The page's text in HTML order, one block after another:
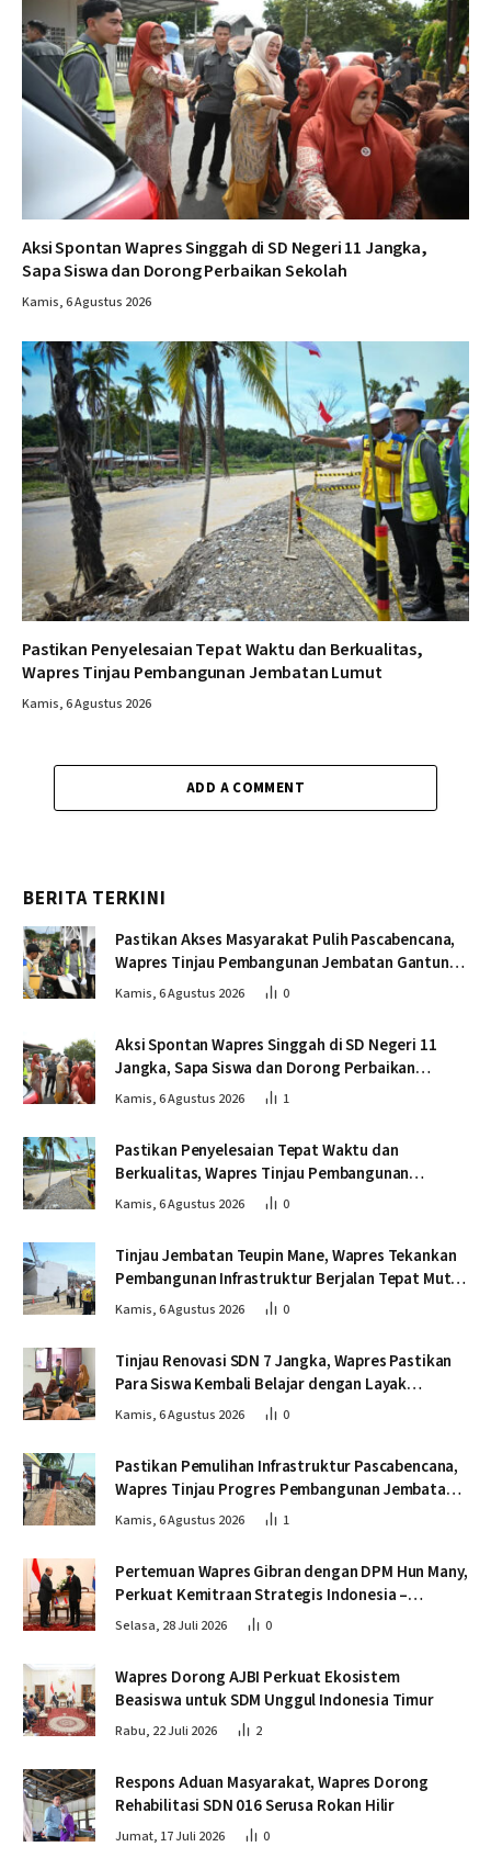
Aksi Spontan Wapres Singgah di SD Negeri 11 Jangka,
Sapa Siswa dan Dorong Perbaikan Sekolah
Kamis, 6 Agustus 2026
Pastikan Penyelesaian Tepat Waktu dan Berkualitas,
Wapres Tinjau Pembangunan Jembatan Lumut
Kamis, 6 Agustus 2026
ADD A COMMENT
BERITA TERKINI
Pastikan Akses Masyarakat Pulih Pascabencana,
Wapres Tinjau Pembangunan Jembatan Gantung
Kendawi
Kamis, 6 Agustus 2026 0
Aksi Spontan Wapres Singgah di SD Negeri 11
Jangka, Sapa Siswa dan Dorong Perbaikan
Sekolah
Kamis, 6 Agustus 2026 1
Pastikan Penyelesaian Tepat Waktu dan
Berkualitas, Wapres Tinjau Pembangunan
Jembatan Lumut
Kamis, 6 Agustus 2026 0
Tinjau Jembatan Teupin Mane, Wapres Tekankan
Pembangunan Infrastruktur Berjalan Tepat Mutu
dan Tepat Waktu
Kamis, 6 Agustus 2026 0
Tinjau Renovasi SDN 7 Jangka, Wapres Pastikan
Para Siswa Kembali Belajar dengan Layak
Pascabencana
Kamis, 6 Agustus 2026 0
Pastikan Pemulihan Infrastruktur Pascabencana,
Wapres Tinjau Progres Pembangunan Jembatan
Krueng Tingkeum Bireuen
Kamis, 6 Agustus 2026 1
Pertemuan Wapres Gibran dengan DPM Hun Many,
Perkuat Kemitraan Strategis Indonesia –
Kamboja
Selasa, 28 Juli 2026 0
Wapres Dorong AJBI Perkuat Ekosistem
Beasiswa untuk SDM Unggul Indonesia Timur
Rabu, 22 Juli 2026 2
Respons Aduan Masyarakat, Wapres Dorong
Rehabilitasi SDN 016 Serusa Rokan Hilir
Jumat, 17 Juli 2026 0